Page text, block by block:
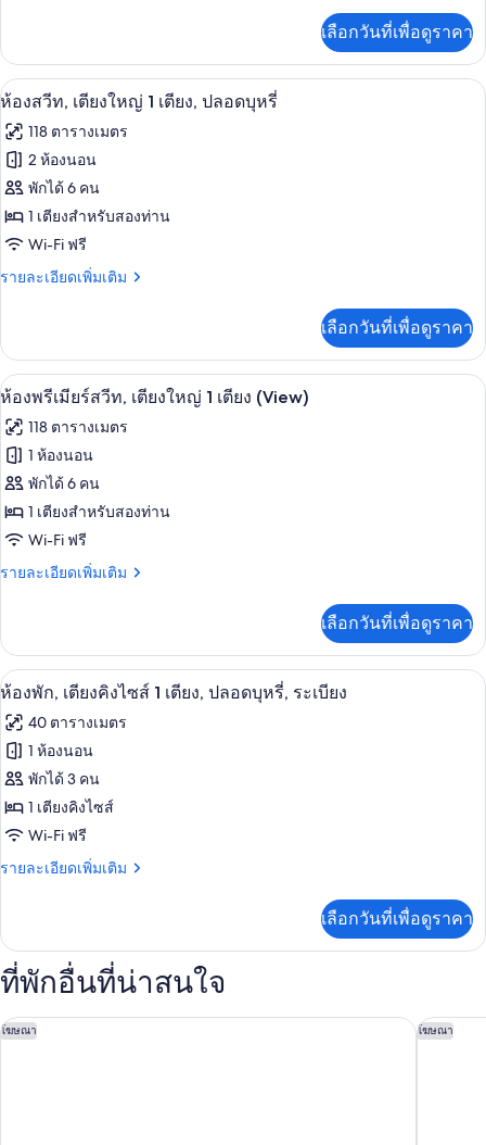
ไซส์
เตียง,
ปลอด
บุหรี่
เกี่ยว
กับ
ห้อง
เตียง
คิง
ไซส์
เตียง,
ปลอด
บุหรี่
เลือกวันที่เพื่อดูราคา
เปิด
ภาพถ่าย
ทั้งหมด
ของ
ห้อง
สวีท,
เตียง
1
เตียง,
ปลอด
บุหรี่
เครื่องนอนระดับพรีเมียม, ผ้านวมขนเ
6
ห้องสวีท, เตียงใหญ่ 1 เตียง, ปลอดบุหรี่
118 ตารางเมตร
2 ห้องนอน
พักได้ 6 คน
1 เตียงสำหรับสองท่าน
Wi-Fi ฟรี
รายละเอียดเพิ่มเติม
ราย
เกี่ยว
กับ
ห้อง
ท,
เตียง
ใหญ่
เตียง,
ปลอด
บุหรี่
เลือกวันที่เพื่อดูราคา
เปิด
ภาพถ่าย
ทั้งหมด
ของ
ห้อง
พรีเมียร์
สวีท,
ใหญ่
เตียง
(View)
เครื่องนอนระดับพรีเมียม, ผ้านวมขนเ
6
ห้องพรีเมียร์สวีท, เตียงใหญ่ 1 เตียง (View)
118 ตารางเมตร
1 ห้องนอน
พักได้ 6 คน
1 เตียงสำหรับสองท่าน
Wi-Fi ฟรี
รายละเอียดเพิ่มเติม
ราย
เกี่ยว
กับ
ห้อง
สวี
ท,
เตียง
ใหญ่
เตียง
(View)
เลือกวันที่เพื่อดูราคา
เปิด
ภาพถ่าย
ทั้งหมด
ของ
ห้อง
พัก,
เตียง
ไซส์
1
เตียง,
ปลอด
ห้องพัก, เตียงคิงไซส์ 1 เตียง, ปลอดบุ
4
ห้องพัก, เตียงคิงไซส์ 1 เตียง, ปลอดบุหรี่, ระเบียง
40 ตารางเมตร
1 ห้องนอน
พักได้ 3 คน
1 เตียงคิงไซส์
Wi-Fi ฟรี
รายละเอียดเพิ่มเติม
ราย
เกี่ยว
กับ
ห้อง
เตียง
คิง
เลือกวันที่เพื่อดูราคา
ที่พักอื่นที่น่าสนใจ
โฆษณา
แทมปา แมริออท วอเทอร์ สตรีท โฆษณา
JW